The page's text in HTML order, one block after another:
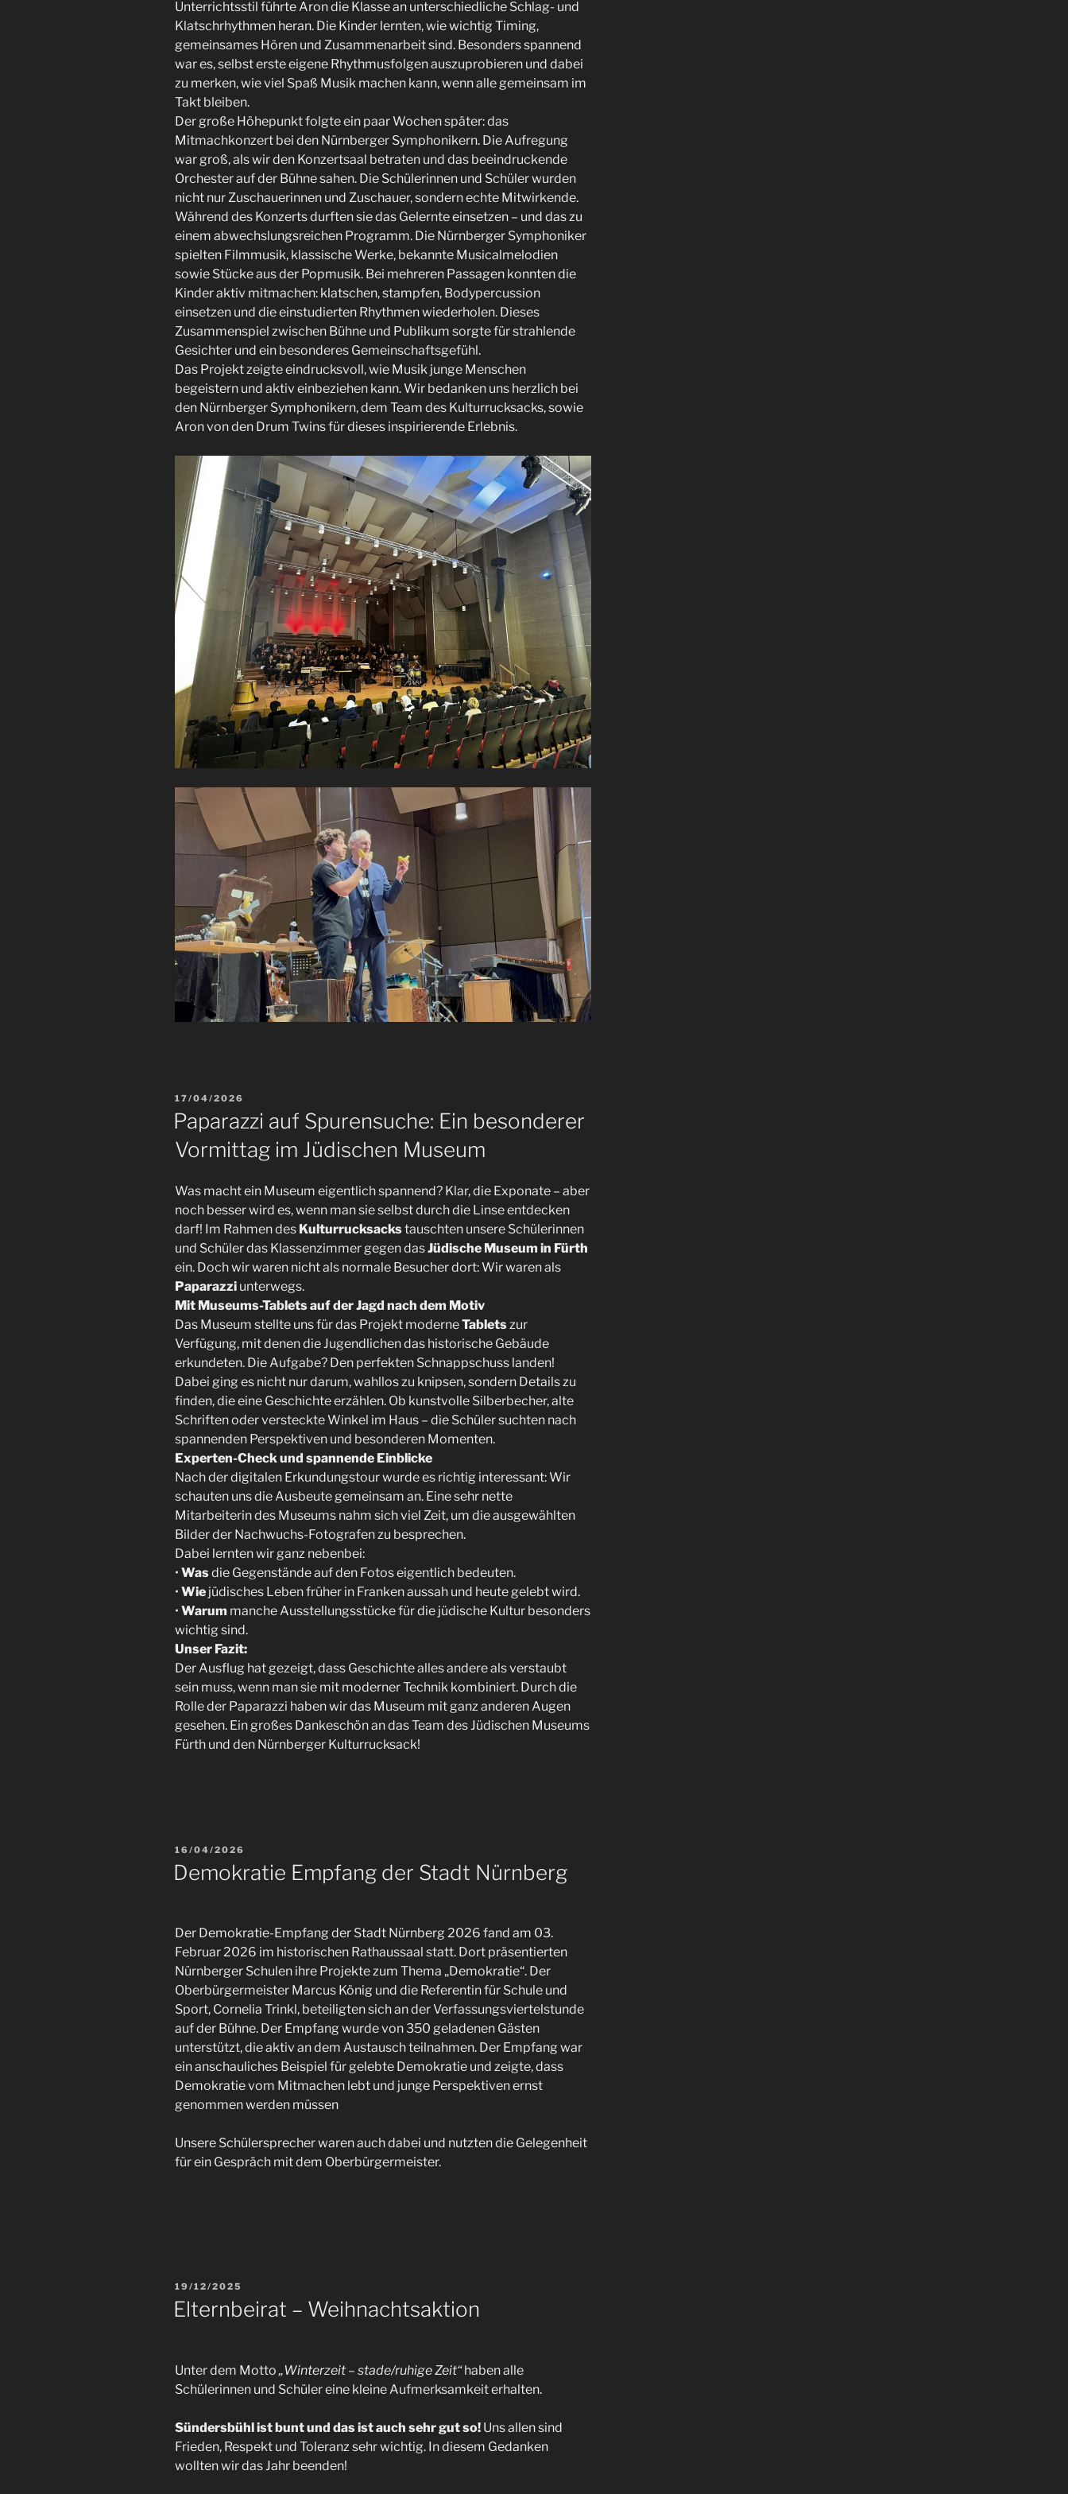
Unterrichtsstil führte Aron die Klasse an unterschiedliche Schlag- und
Klatschrhythmen heran. Die Kinder lernten, wie wichtig Timing,
gemeinsames Hören und Zusammenarbeit sind. Besonders spannend
war es, selbst erste eigene Rhythmusfolgen auszuprobieren und dabei
zu merken, wie viel Spaß Musik machen kann, wenn alle gemeinsam im
Takt bleiben.
Der große Höhepunkt folgte ein paar Wochen später: das
Mitmachkonzert bei den Nürnberger Symphonikern. Die Aufregung
war groß, als wir den Konzertsaal betraten und das beeindruckende
Orchester auf der Bühne sahen. Die Schülerinnen und Schüler wurden
nicht nur Zuschauerinnen und Zuschauer, sondern echte Mitwirkende.
Während des Konzerts durften sie das Gelernte einsetzen – und das zu
einem abwechslungsreichen Programm. Die Nürnberger Symphoniker
spielten Filmmusik, klassische Werke, bekannte Musicalmelodien
sowie Stücke aus der Popmusik. Bei mehreren Passagen konnten die
Kinder aktiv mitmachen: klatschen, stampfen, Bodypercussion
einsetzen und die einstudierten Rhythmen wiederholen. Dieses
Zusammenspiel zwischen Bühne und Publikum sorgte für strahlende
Gesichter und ein besonderes Gemeinschaftsgefühl.
Das Projekt zeigte eindrucksvoll, wie Musik junge Menschen
begeistern und aktiv einbeziehen kann. Wir bedanken uns herzlich bei
den Nürnberger Symphonikern, dem Team des Kulturrucksacks, sowie
Aron von den Drum Twins für dieses inspirierende Erlebnis.
17/04/2026
Paparazzi auf Spurensuche: Ein besonderer
Vormittag im Jüdischen Museum
Was macht ein Museum eigentlich spannend? Klar, die Exponate – aber
noch besser wird es, wenn man sie selbst durch die Linse entdecken
darf! Im Rahmen des Kulturrucksackstauschten unsere Schülerinnen
und Schüler das Klassenzimmer gegen dasJüdische Museum in Fürth
ein. Doch wir waren nicht als normale Besucher dort: Wir waren als
Paparazzi unterwegs.
Mit Museums-Tablets auf der Jagd nach dem Motiv
Das Museum stellte uns für das Projekt moderneTabletszur
Verfügung, mit denen die Jugendlichen das historische Gebäude
erkundeten. Die Aufgabe? Den perfekten Schnappschuss landen!
Dabei ging es nicht nur darum, wahllos zu knipsen, sondern Details zu
finden, die eine Geschichte erzählen. Ob kunstvolle Silberbecher, alte
Schriften oder versteckte Winkel im Haus – die Schüler suchten nach
spannenden Perspektiven und besonderen Momenten.
Experten-Check und spannende Einblicke
Nach der digitalen Erkundungstour wurde es richtig interessant: Wir
schauten uns die Ausbeute gemeinsam an. Eine sehr nette
Mitarbeiterin des Museums nahm sich viel Zeit, um die ausgewählten
Bilder der Nachwuchs-Fotografen zu besprechen.
Dabei lernten wir ganz nebenbei:
• Wasdie Gegenstände auf den Fotos eigentlich bedeuten.
• Wie jüdisches Leben früher in Franken aussah und heute gelebt wird.
• Warum manche Ausstellungsstücke für die jüdische Kultur besonders
wichtig sind.
Unser Fazit:
Der Ausflug hat gezeigt, dass Geschichte alles andere als verstaubt
sein muss, wenn man sie mit moderner Technik kombiniert. Durch die
Rolle der Paparazzi haben wir das Museum mit ganz anderen Augen
gesehen. Ein großes Dankeschön an das Team des Jüdischen Museums
Fürth und den Nürnberger Kulturrucksack!
16/04/2026
Demokratie Empfang der Stadt Nürnberg
Der Demokratie-Empfang der Stadt Nürnberg 2026 fand am 03.
Februar 2026 im historischen Rathaussaal statt. Dort präsentierten
Nürnberger Schulen ihre Projekte zum Thema „Demokratie“. Der
Oberbürgermeister Marcus König und die Referentin für Schule und
Sport, Cornelia Trinkl, beteiligten sich an der Verfassungsviertelstunde
auf der Bühne. Der Empfang wurde von 350 geladenen Gästen
unterstützt, die aktiv an dem Austausch teilnahmen. Der Empfang war
ein anschauliches Beispiel für gelebte Demokratie und zeigte, dass
Demokratie vom Mitmachen lebt und junge Perspektiven ernst
genommen werden müssen
Unsere Schülersprecher waren auch dabei und nutzten die Gelegenheit
für ein Gespräch mit dem Oberbürgermeister.
19/12/2025
Elternbeirat – Weihnachtsaktion
Unter dem Motto „Winterzeit – stade/ruhige Zeit“haben alle
Schülerinnen und Schüler eine kleine Aufmerksamkeit erhalten.
Sündersbühl ist bunt und das ist auch sehr gut so! Uns allen sind
Frieden, Respekt und Toleranz sehr wichtig. In diesem Gedanken
wollten wir das Jahr beenden!